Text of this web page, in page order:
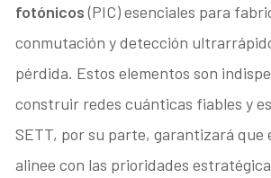
fotónicos(PIC) esenciales para
conmutación y detección
pérdida. Estos elementos son
construir redes cuánticas fiables y
SETT, por su parte, garantizará que
alinee con las prioridades